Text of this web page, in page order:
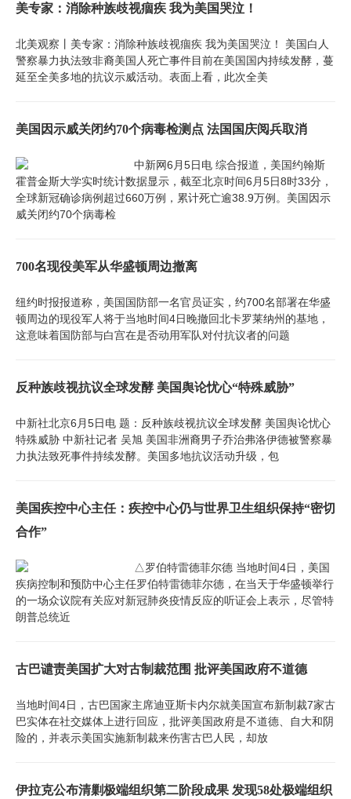
美专家：消除种族歧视痼疾 我为美国哭泣！
北美观察丨美专家：消除种族歧视痼疾 我为美国哭泣！ 美国白人
警察暴力执法致非裔美国人死亡事件目前在美国国内持续发酵，蔓
延至全美多地的抗议示威活动。表面上看，此次全美
美国因示威关闭约70个病毒检测点 法国国庆阅兵取消
中新网6月5日电 综合报道，美国约翰斯
霍普金斯大学实时统计数据显示，截至北京时间6月5日8时33分，
全球新冠确诊病例超过660万例，累计死亡逾38.9万例。美国因示
威关闭约70个病毒检
700名现役美军从华盛顿周边撤离
纽约时报报道称，美国国防部一名官员证实，约700名部署在华盛
顿周边的现役军人将于当地时间4日晚撤回北卡罗莱纳州的基地，
这意味着国防部与白宫在是否动用军队对付抗议者的问题
反种族歧视抗议全球发酵 美国舆论忧心“特殊威胁”
中新社北京6月5日电 题：反种族歧视抗议全球发酵 美国舆论忧心
特殊威胁 中新社记者 吴旭 美国非洲裔男子乔治弗洛伊德被警察暴
力执法致死事件持续发酵。美国多地抗议活动升级，包
美国疾控中心主任：疾控中心仍与世界卫生组织保持“密切
合作”
△罗伯特雷德菲尔德 当地时间4日，美国
疾病控制和预防中心主任罗伯特雷德菲尔德，在当天于华盛顿举行
的一场众议院有关应对新冠肺炎疫情反应的听证会上表示，尽管特
朗普总统近
古巴谴责美国扩大对古制裁范围 批评美国政府不道德
当地时间4日，古巴国家主席迪亚斯卡内尔就美国宣布新制裁7家古
巴实体在社交媒体上进行回应，批评美国政府是不道德、自大和阴
险的，并表示美国实施新制裁来伤害古巴人民，却放
伊拉克公布清剿极端组织第二阶段成果 发现58处极端组织